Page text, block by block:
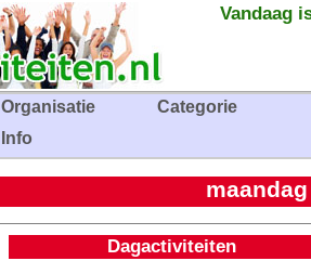
Vandaag
Organisatie
Categorie
Info
Dagactiviteiten